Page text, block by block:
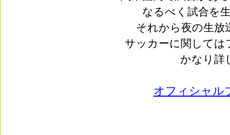
なるべく試合を
それから夜の生放
サッカーに関しては
かなり詳
オフィシャル